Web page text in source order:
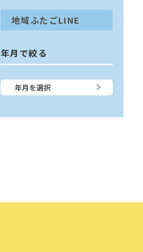
地域ふたごLINE
年月で絞る